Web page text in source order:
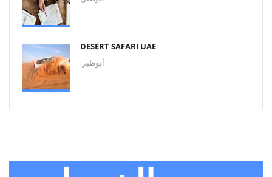
DESERT SAFARI UAE
أبوظبي